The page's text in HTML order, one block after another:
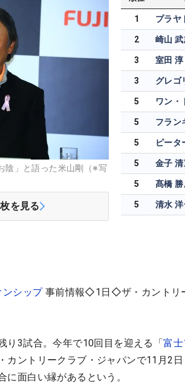
陰」と語った米山剛（※写
枚を見る
1
2 崎山
3 室田 淳
3
5 ワン・
5 フラン
5
5 金子
5 髙橋
5 清水
ンシップ事前情報◇1日◇ザ・カントリ
り3試合。今年で10回目を迎える「富
カントリークラブ・ジャパンで11月2
に面白い縁があるという。